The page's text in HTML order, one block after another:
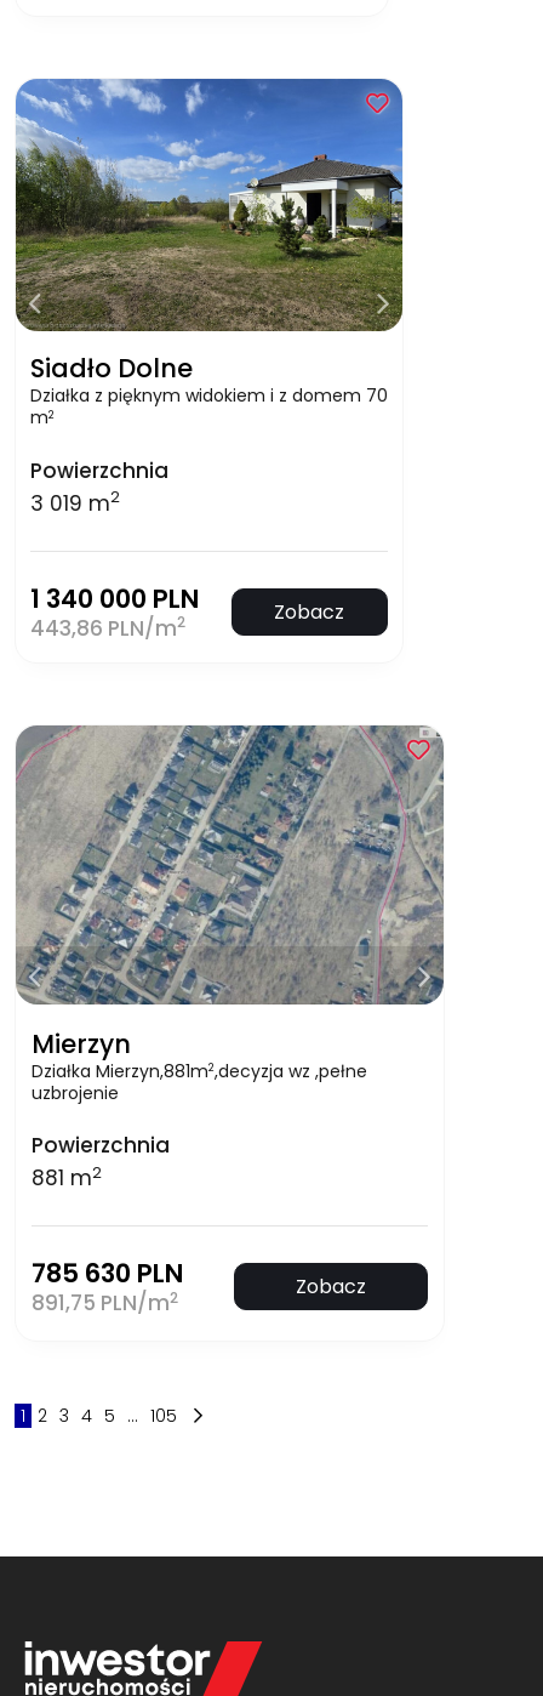
Siadło Dolne
Działka z pięknym widokiem i z domem 70
m2
Powierzchnia
3 019 m2
1 340 000 PLN
443,86 PLN/m2 Zobacz
Mierzyn
Działka Mierzyn,881m2,decyzja wz ,pełne
uzbrojenie
Powierzchnia
881 m2
785 630 PLN
891,75 PLN/m2 Zobacz
1 2 3 4 5 ... 105